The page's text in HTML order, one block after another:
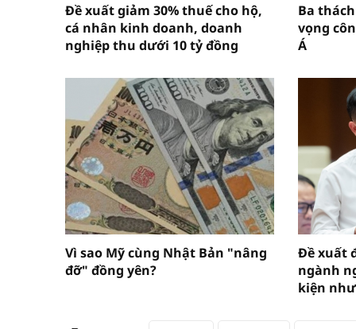
Đề xuất giảm 30% thuế cho hộ,
cá nhân kinh doanh, doanh
nghiệp thu dưới 10 tỷ đồng
Ba
vọng
Á
Vì sao Mỹ cùng Nhật Bản "nâng
đỡ" đồng yên?
Đề xuất
ngành
kiện